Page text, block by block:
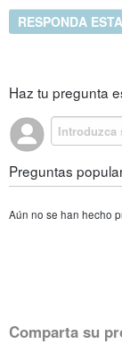
RESPONDA
Haz tu pregunta
Preguntas
Aún no se han hecho
Comparta su